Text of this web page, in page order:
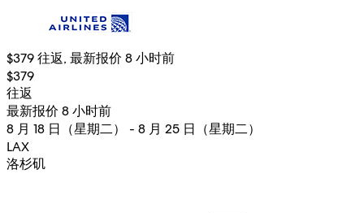
$379 往返, 最新报价 8 小时前
$379
往返
最新报价 8 小时前
8 月 18 日（星期二） - 8 月 25 日（星期二）
LAX
洛杉矶